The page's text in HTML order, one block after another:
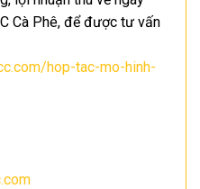
Cà Phê, để được tư vấn
hop-tac-mo-hinh-